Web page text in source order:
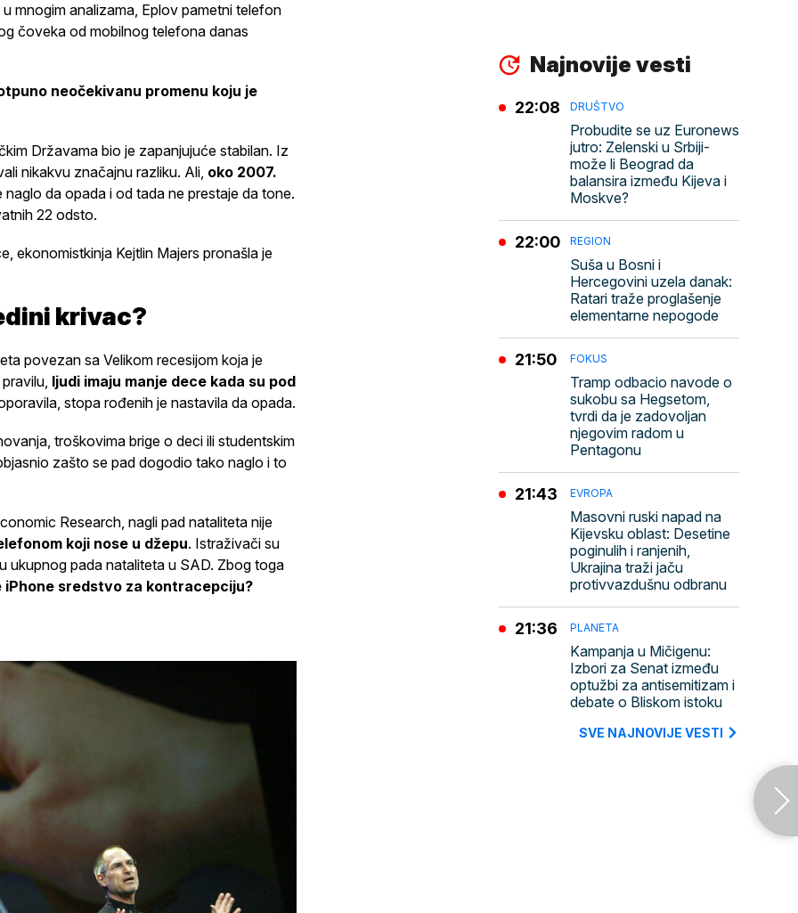
u mnogim analizama, Eplov pametni telefon
čoveka od mobilnog telefona danas
neočekivanu promenu koju je
Državama bio je zapanjujuće stabilan. Iz
nikakvu značajnu razliku. Ali, oko 2007.
naglo da opada i od tada ne prestaje da tone.
22 odsto.
ekonomistkinja Kejtlin Majers pronašla je
krivac?
povezan sa Velikom recesijom koja je
ljudi imaju manje dece kada su pod
stopa rođenih je nastavila da opada.
troškovima brige o deci ili studentskim
zašto se pad dogodio tako naglo i to
Research, nagli pad nataliteta nije
koji nose u džepu. Istraživači su
ukupnog pada nataliteta u SAD. Zbog toga
iPhone sredstvo za kontracepciju?
Najnovije vesti
DRUŠTVO
Probudite se uz Euronews
jutro: Zelenski u Srbiji-
može li Beograd da
balansira između Kijeva i
Moskve?
22:08
REGION
Suša u Bosni i
Hercegovini uzela danak:
Ratari traže proglašenje
elementarne nepogode
22:00
FOKUS
Tramp odbacio navode o
sukobu sa Hegsetom,
tvrdi da je zadovoljan
njegovim radom u
Pentagonu
21:50
EVROPA
Masovni ruski napad na
Kijevsku oblast: Desetine
poginulih i ranjenih,
Ukrajina traži jaču
protivvazdušnu odbranu
21:43
PLANETA
Kampanja u Mičigenu:
Izbori za Senat između
optužbi za antisemitizam i
debate o Bliskom istoku
21:36
SVE NAJNOVIJE VESTI